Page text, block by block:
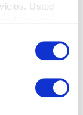
Usted